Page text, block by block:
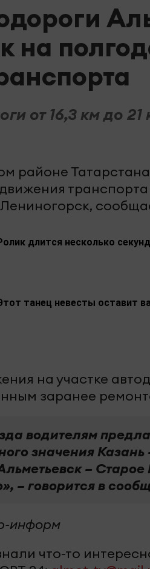
на
от 16,3 км до
районе
длится несколько
танец невесты оставит
на участке
заранее
водителям
значения
–
– говорится в
информ
что-то